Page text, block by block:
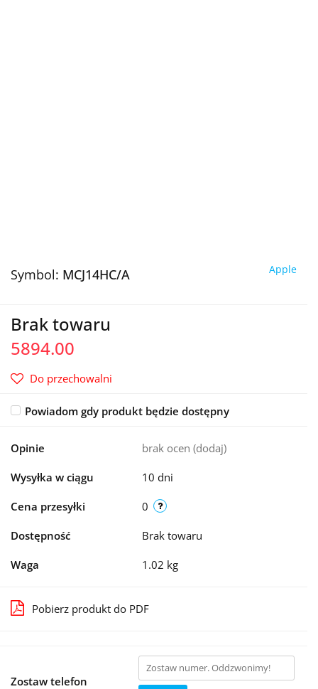
Symbol: MCJ14HC/A Apple
Brak towaru
5894.00
Do przechowalni
Powiadom gdy produkt będzie dostępny
Opinie brak ocen (dodaj)
Wysyłka w ciągu 10 dni
Cena przesyłki 0
Dostępność Brak towaru
Waga 1.02 kg
Pobierz produkt do PDF
Zostaw telefon